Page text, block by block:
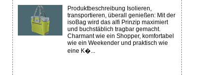
Produktbeschreibung Isolieren,
transportieren, überall genießen: Mit der
isoBag wird das alfi Prinzip maximiert
und buchstäblich tragbar gemacht.
Charmant wie ein Shopper, komfortabel
wie ein Weekender und praktisch wie
eine K�...